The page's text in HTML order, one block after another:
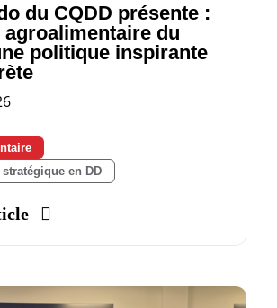
du CQDD présente :
agroalimentaire du
politique inspirante
stratégique en DD